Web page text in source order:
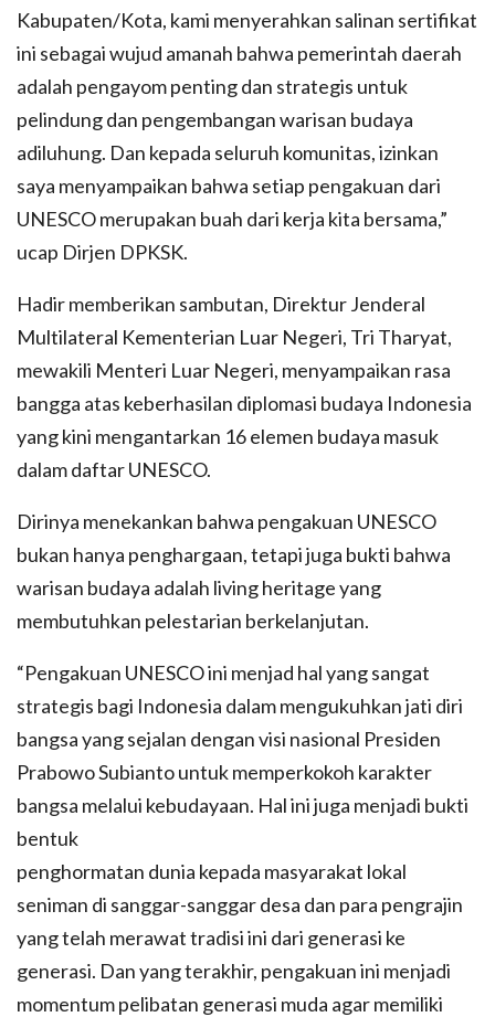
Kabupaten/Kota, kami menyerahkan salinan sertifikat
ini sebagai wujud amanah bahwa pemerintah daerah
adalah pengayom penting dan strategis untuk
pelindung dan pengembangan warisan budaya
adiluhung. Dan kepada seluruh komunitas, izinkan
saya menyampaikan bahwa setiap pengakuan dari
UNESCO merupakan buah dari kerja kita bersama,”
ucap Dirjen DPKSK.
Hadir memberikan sambutan, Direktur Jenderal
Multilateral Kementerian Luar Negeri, Tri Tharyat,
mewakili Menteri Luar Negeri, menyampaikan rasa
bangga atas keberhasilan diplomasi budaya Indonesia
yang kini mengantarkan 16 elemen budaya masuk
dalam daftar UNESCO.
Dirinya menekankan bahwa pengakuan UNESCO
bukan hanya penghargaan, tetapi juga bukti bahwa
warisan budaya adalah living heritage yang
membutuhkan pelestarian berkelanjutan.
“Pengakuan UNESCO ini menjad hal yang sangat
strategis bagi Indonesia dalam mengukuhkan jati diri
bangsa yang sejalan dengan visi nasional Presiden
Prabowo Subianto untuk memperkokoh karakter
bangsa melalui kebudayaan. Hal ini juga menjadi bukti
bentuk
penghormatan dunia kepada masyarakat lokal
seniman di sanggar-sanggar desa dan para pengrajin
yang telah merawat tradisi ini dari generasi ke
generasi. Dan yang terakhir, pengakuan ini menjadi
momentum pelibatan generasi muda agar memiliki